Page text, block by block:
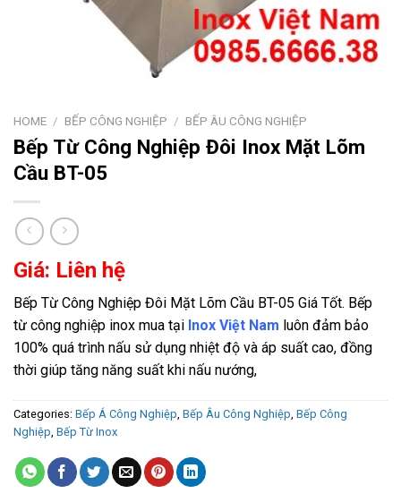
HOME / BẾP CÔNG NGHIỆP / BẾP ÂU CÔNG NGHIỆP
Bếp Từ Công Nghiệp Đôi Inox Mặt Lõm
Cầu BT-05
Giá: Liên hệ
Bếp Từ Công Nghiệp Đôi Mặt Lõm Cầu BT-05 Giá Tốt. Bếp
từ công nghiệp inox mua tại Inox Việt Nam luôn đảm bảo
100% quá trình nấu sử dụng nhiệt độ và áp suất cao, đồng
thời giúp tăng năng suất khi nấu nướng,
Categories: Bếp Á Công Nghiệp, Bếp Âu Công Nghiệp, Bếp Công
Nghiệp, Bếp Từ Inox